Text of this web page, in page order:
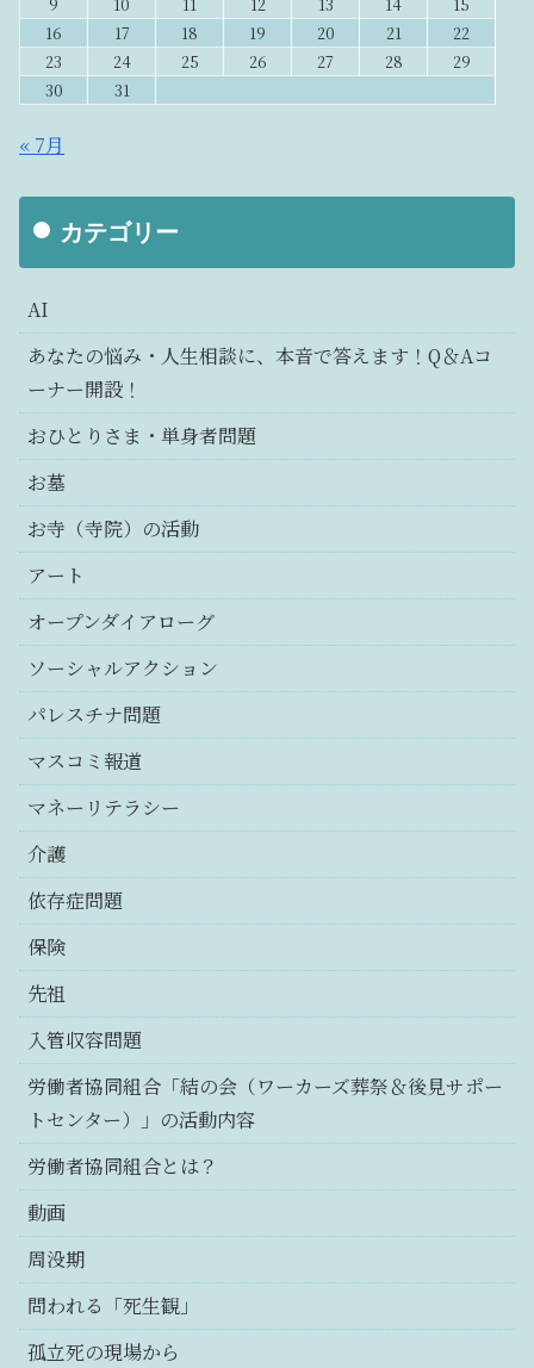
9
10 11 12 13 14
15
16
17 18 19 20 21
22
23
24 25 26 27 28
29
30
31
« 7月
カテゴリー
AI
あなたの悩み・人生相談に、本音で答えます！Q＆Aコ
ーナー開設！
おひとりさま・単身者問題
お墓
お寺（寺院）の活動
アート
オープンダイアローグ
ソーシャルアクション
パレスチナ問題
マスコミ報道
マネーリテラシー
介護
依存症問題
保険
先祖
入管収容問題
労働者協同組合「結の会（ワーカーズ葬祭＆後見サポー
トセンター）」の活動内容
労働者協同組合とは？
動画
周没期
問われる「死生観」
孤立死の現場から